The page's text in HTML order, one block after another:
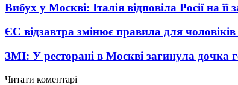
Вибух у Москві: Італія відповіла Росії на її
ЄС відзавтра змінює правила для чоловіків
ЗМІ: У ресторані в Москві загинула дочка
Читати коментарі